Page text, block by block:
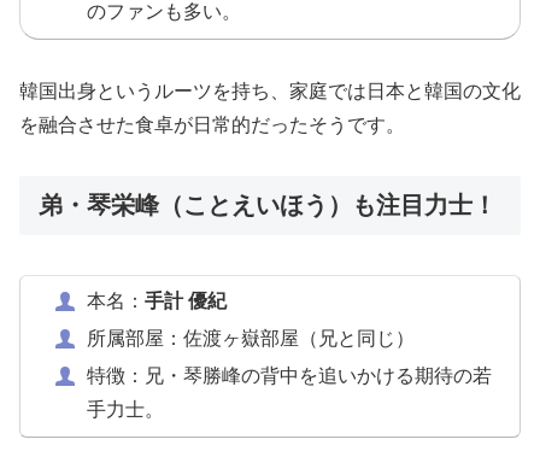
のファンも多い。
韓国出身というルーツを持ち、家庭では日本と韓国の文化
を融合させた食卓が日常的だったそうです。
弟・琴栄峰（ことえいほう）も注目力士！
本名： 手計 優紀
所属部屋：佐渡ヶ嶽部屋（兄と同じ）
特徴：兄・琴勝峰の背中を追いかける期待の若
手力士。